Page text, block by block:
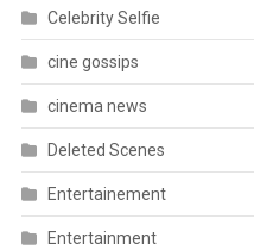
Celebrity Selfie
cine gossips
cinema news
Deleted Scenes
Entertainement
Entertainment